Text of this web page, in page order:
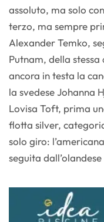
assoluto, ma solo
terzo, ma sempre
Alexander Temko,
Putnam, della
ancora in testa la
la svedese Johanna
Lovisa Toft, prima
flotta silver,
solo giro:
seguita